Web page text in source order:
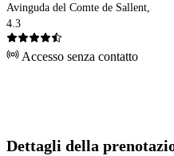
Avinguda del Comte de Sallent,
4.3
Accesso senza contatto
Dettagli della